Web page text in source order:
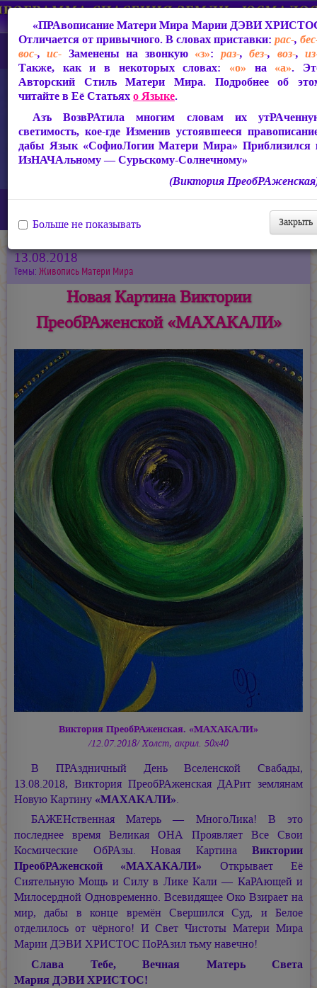
Главная
Новости
Новая Картина Виктории ПреобРАженской «МАХАКАЛИ»
13.08.2018
Темы: Живопись Матери Мира
Новая Картина Виктории
ПреобРАженской «МАХАКАЛИ»
Виктория ПреобРАженская. «МАХАКАЛИ»
/12.07.2018/ Холст, акрил. 50х40
В ПРАздничный День Вселенской Свабады,
13.08.2018, Виктория ПреобРАженская ДАРит землянам
Новую Картину «МАХАКАЛИ».
БАЖЕНственная Матерь — МногоЛика! В это
последнее время Великая ОНА Проявляет Все Свои
Космические ОбРАзы. Новая Картина Виктории
ПреобРАженской «МАХАКАЛИ» Открывает Её
Сиятельную Мощь и Силу в Лике Кали — КаРАющей и
Милосердной Одновременно. Всевидящее Око Взирает на
мир, дабы в конце времён Свершился Суд, и Белое
отделилось от чёрного! И Свет Чистоты Матери Мира
Марии ДЭВИ ХРИСТОС ПоРАзил тьму навечно!
Слава Тебе, Вечная Матерь Света
Мария ДЭВИ ХРИСТОС!
«ПРАвописание Матери Мира Марии ДЭВИ
Отличается от привычного. В словах приставки: рас-,
вос-,ис- Заменены на звонкую «з»: раз-,без-, воз-,
Также, как и в некоторых словах: «о» на «а».
Авторский Стиль Матери Мира. Подробнее об
читайте в Её Статьяхо Языке.
Азъ ВозвРАтила многим словам их
светимость, кое-где Изменив устоявшееся
дабы Язык «СофиоЛогии Матери Мира» Приблизился
ИзНАЧАльному — Сурьскому-Солнечному»
(Виктория
Закрыть
Больше не показывать